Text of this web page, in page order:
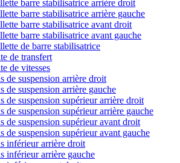
barre stabilisatrice arrière droit
barre stabilisatrice arrière gauche
barre stabilisatrice avant droit
barre stabilisatrice avant gauche
de barre stabilisatrice
de transfert
de vitesses
de suspension arrière droit
de suspension arrière gauche
de suspension supérieur arrière droit
de suspension supérieur arrière gauche
de suspension supérieur avant droit
de suspension supérieur avant gauche
inférieur arrière droit
inférieur arrière gauche